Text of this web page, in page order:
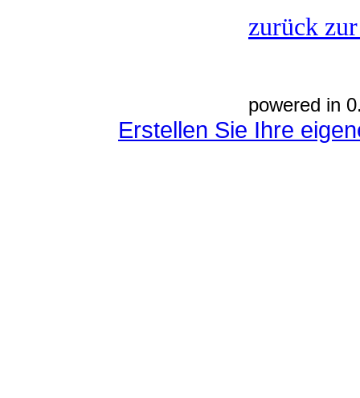
zurück
powered in
Erstellen Sie Ihre